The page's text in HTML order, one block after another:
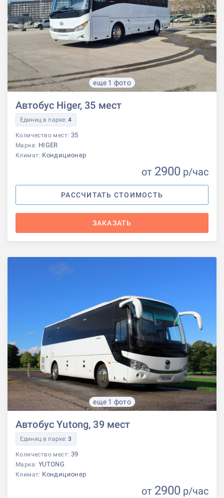
еще 1 фото
Автобус Higer, 35 мест
Единиц в парке:4
Количество мест: 35
Марка: HIGER
Климат: Кондиционер
от 2900 р/час
РАССЧИТАТЬ СТОИМОСТЬ
ЗАКАЗАТЬ
еще 1 фото
Автобус Yutong, 39 мест
Единиц в парке:3
Количество мест: 39
Марка: YUTONG
Климат: Кондиционер
от 2900 р/час